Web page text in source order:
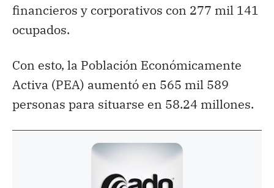
financieros y corporativos con 277 mil 141
ocupados.
Con esto, la Población Económicamente
Activa (PEA) aumentó en 565 mil 589
personas para situarse en 58.24 millones.